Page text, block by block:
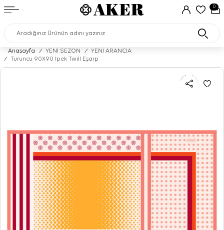
0
Anasayfa / YENİ SEZON /
YENİ ARANCIA
/
Turuncu 90X90 İpek Twill Eşarp